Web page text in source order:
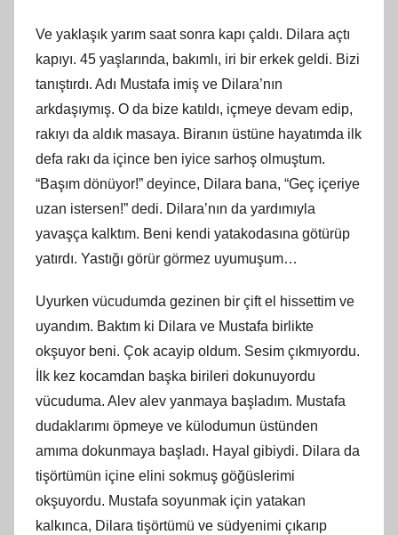
Ve yaklaşık yarım saat sonra kapı çaldı. Dilara açtı
kapıyı. 45 yaşlarında, bakımlı, iri bir erkek geldi. Bizi
tanıştırdı. Adı Mustafa imiş ve Dilara’nın
arkdaşıymış. O da bize katıldı, içmeye devam edip,
rakıyı da aldık masaya. Biranın üstüne hayatımda ilk
defa rakı da içince ben iyice sarhoş olmuştum.
“Başım dönüyor!” deyince, Dilara bana, “Geç içeriye
uzan istersen!” dedi. Dilara’nın da yardımıyla
yavaşça kalktım. Beni kendi yatakodasına götürüp
yatırdı. Yastığı görür görmez uyumuşum…
Uyurken vücudumda gezinen bir çift el hissettim ve
uyandım. Baktım ki Dilara ve Mustafa birlikte
okşuyor beni. Çok acayip oldum. Sesim çıkmıyordu.
İlk kez kocamdan başka birileri dokunuyordu
vücuduma. Alev alev yanmaya başladım. Mustafa
dudaklarımı öpmeye ve külodumun üstünden
amıma dokunmaya başladı. Hayal gibiydi. Dilara da
tişörtümün içine elini sokmuş göğüslerimi
okşuyordu. Mustafa soyunmak için yatakan
kalkınca, Dilara tişörtümü ve südyenimi çıkarıp